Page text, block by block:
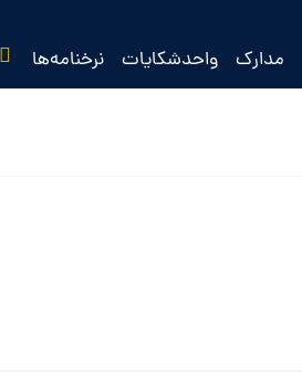
مدارک واحدشکایات نرخنامه‌ها